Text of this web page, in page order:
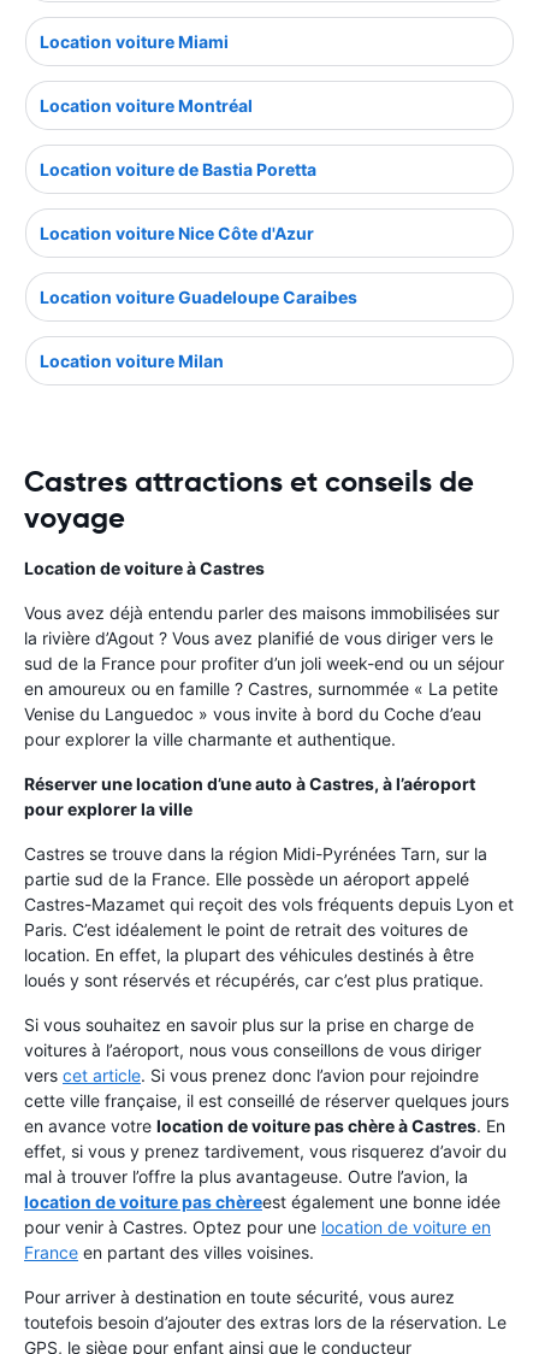
Location voiture Miami
Location voiture Montréal
Location voiture de Bastia Poretta
Location voiture Nice Côte d'Azur
Location voiture Guadeloupe Caraibes
Location voiture Milan
Castres attractions et conseils de
voyage
Location de voiture à Castres
Vous avez déjà entendu parler des maisons immobilisées sur
la rivière d’Agout ? Vous avez planifié de vous diriger vers le
sud de la France pour profiter d’un joli week-end ou un séjour
en amoureux ou en famille ? Castres, surnommée « La petite
Venise du Languedoc » vous invite à bord du Coche d’eau
pour explorer la ville charmante et authentique.
Réserver une location d’une auto à Castres, à l’aéroport
pour explorer la ville
Castres se trouve dans la région Midi-Pyrénées Tarn, sur la
partie sud de la France. Elle possède un aéroport appelé
Castres-Mazamet qui reçoit des vols fréquents depuis Lyon et
Paris. C’est idéalement le point de retrait des voitures de
location. En effet, la plupart des véhicules destinés à être
loués y sont réservés et récupérés, car c’est plus pratique.
Si vous souhaitez en savoir plus sur la prise en charge de
voitures à l’aéroport, nous vous conseillons de vous diriger
vers cet article. Si vous prenez donc l’avion pour rejoindre
cette ville française, il est conseillé de réserver quelques jours
en avance votre location de voiture pas chère à Castres. En
effet, si vous y prenez tardivement, vous risquerez d’avoir du
mal à trouver l’offre la plus avantageuse. Outre l’avion, la
location de voiture pas chèreest également une bonne idée
pour venir à Castres. Optez pour une location de voiture en
France en partant des villes voisines.
Pour arriver à destination en toute sécurité, vous aurez
toutefois besoin d’ajouter des extras lors de la réservation. Le
GPS, le siège pour enfant ainsi que le conducteur